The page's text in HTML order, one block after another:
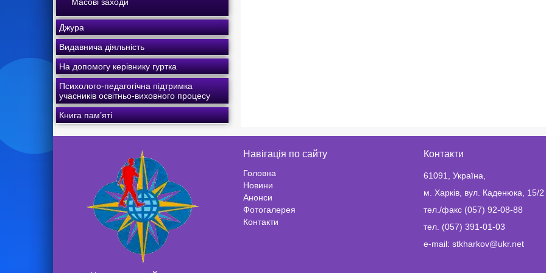
Джура
Видавнича діяльність
На допомогу керівнику гуртка
Психолого-педагогічна підтримка
учасників освітньо-виховного процесу
Книга пам’яті
Навігація по сайту
Головна
Новини
Анонси
Фотогалерея
Контакти
Контакти
61091, Україна,
м. Харків, вул. Каденюка, 15/2
тел./факс (057) 92-08-88
тел. (057) 391-01-03
e-mail: stkharkov@ukr.net